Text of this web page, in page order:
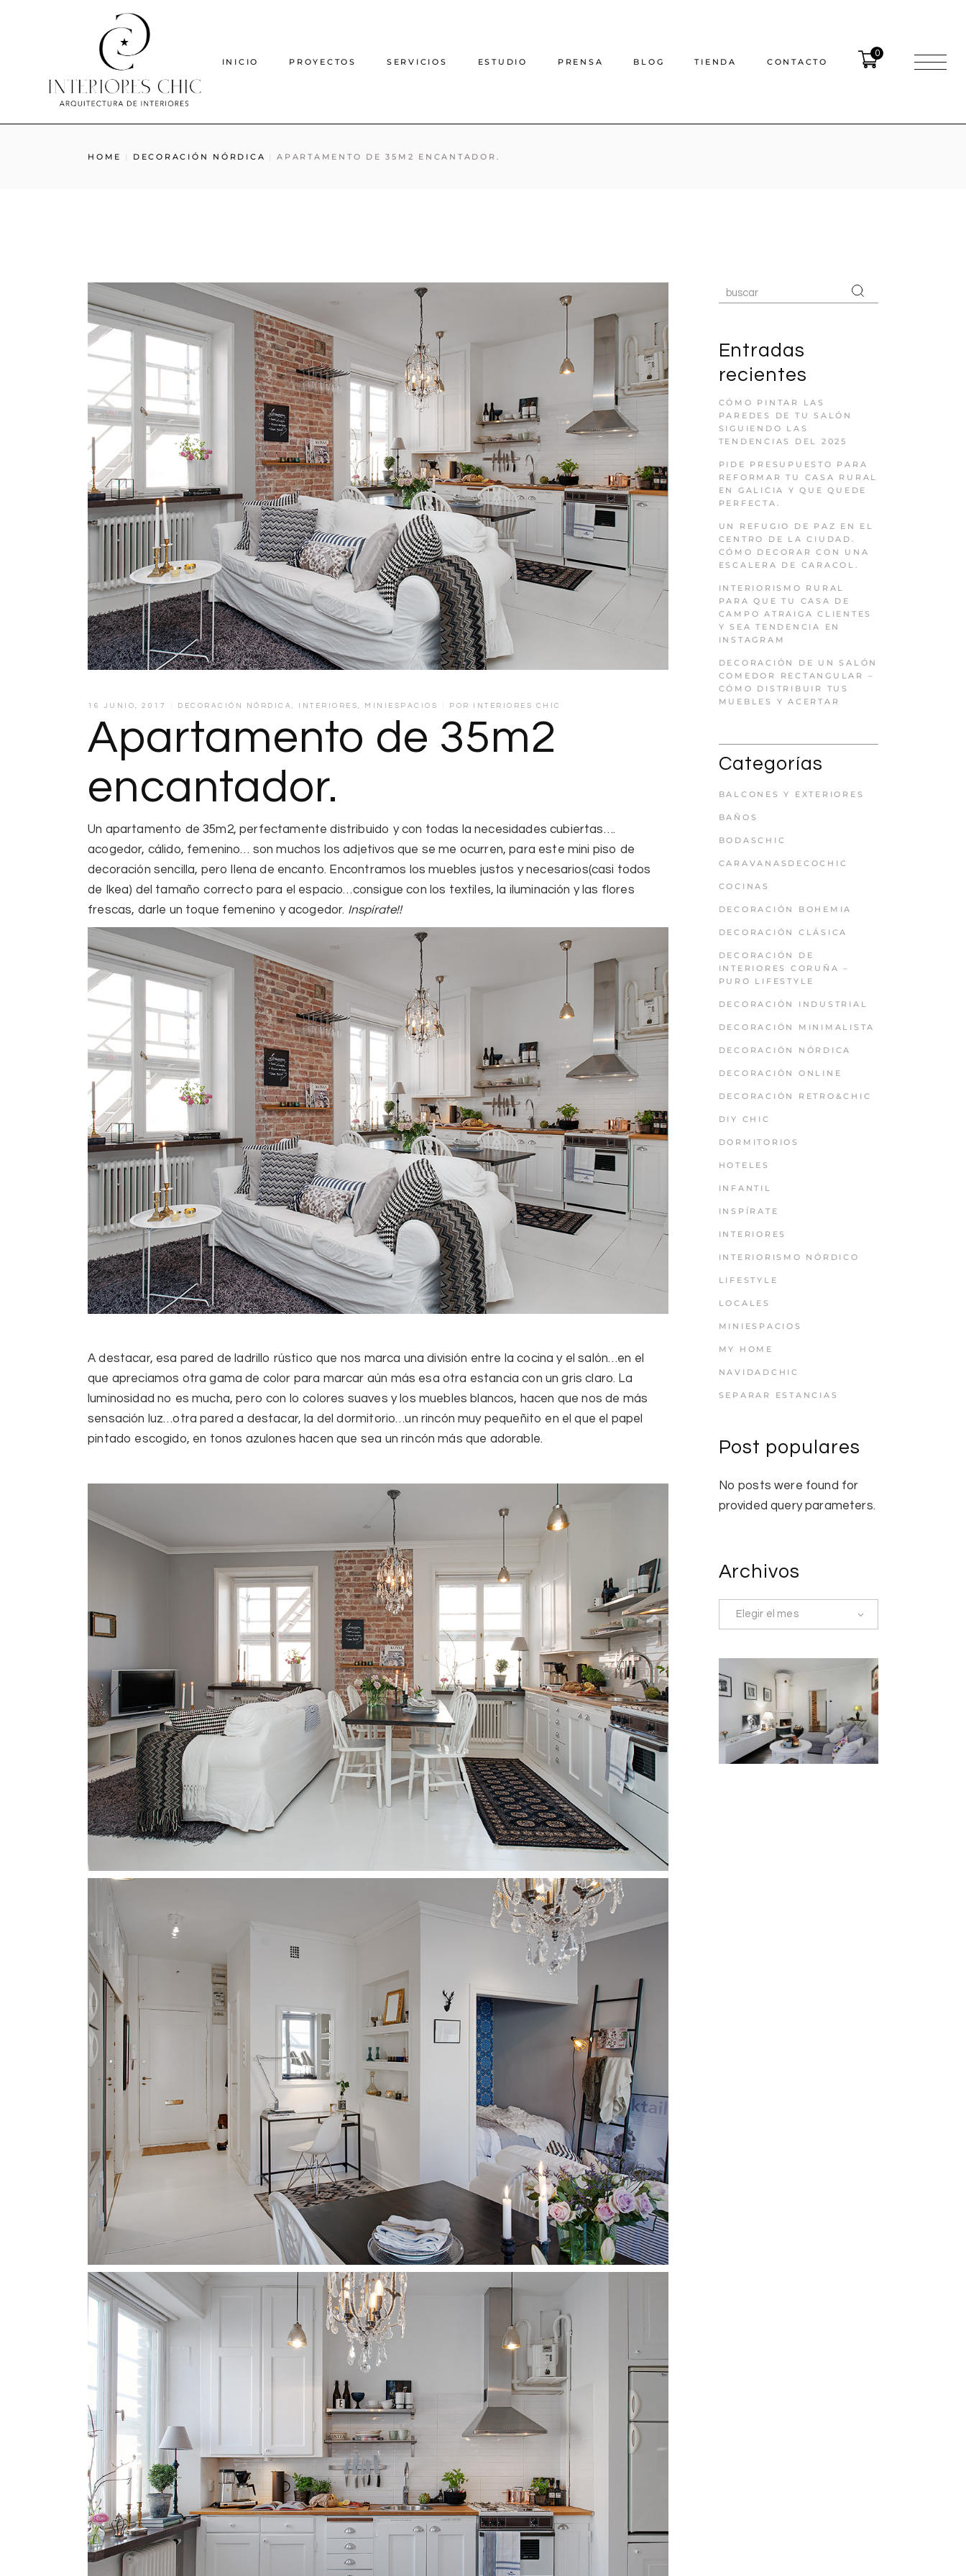
INICIO PROYECTOS SERVICIOS
Proyecto de decoración
Arquitectura e interiorismo
presencial
ESTUDIO PRENSA BLOG TIENDA CONTACTO
0
HOME DECORACIÓN NÓRDICA APARTAMENTO DE 35M2 ENCANTADOR.
16 JUNIO, 2017 DECORACIÓN NÓRDICA INTERIORES MINIESPACIOS POR INTERIORES CHIC
Apartamento de 35m2
encantador.
Un apartamento de 35m2, perfectamente distribuido y con todas la necesidades cubiertas….
acogedor, cálido, femenino… son muchos los adjetivos que se me ocurren, para este mini piso de
decoración sencilla, pero llena de encanto. Encontramos los muebles justos y necesarios(casi todos
de Ikea) del tamaño correcto para el espacio…consigue con los textiles, la iluminación y las flores
frescas, darle un toque femenino y acogedor. Inspírate!!
A destacar, esa pared de ladrillo rústico que nos marca una división entre la cocina y el salón…en el
que apreciamos otra gama de color para marcar aún más esa otra estancia con un gris claro. La
luminosidad no es mucha, pero con lo colores suaves y los muebles blancos, hacen que nos de más
sensación luz…otra pared a destacar, la del dormitorio…un rincón muy pequeñito en el que el papel
pintado escogido, en tonos azulones hacen que sea un rincón más que adorable.
Entradas
recientes
CÓMO PINTAR LAS
PAREDES DE TU SALÓN
SIGUIENDO LAS
TENDENCIAS DEL 2025
PIDE PRESUPUESTO PARA
REFORMAR TU CASA RURAL
EN GALICIA Y QUE QUEDE
PERFECTA.
UN REFUGIO DE PAZ EN EL
CENTRO DE LA CIUDAD.
CÓMO DECORAR CON UNA
ESCALERA DE CARACOL.
INTERIORISMO RURAL
PARA QUE TU CASA DE
CAMPO ATRAIGA CLIENTES
Y SEA TENDENCIA EN
INSTAGRAM
DECORACIÓN DE UN SALÓN
COMEDOR RECTANGULAR –
CÓMO DISTRIBUIR TUS
MUEBLES Y ACERTAR
Categorías
BALCONES Y EXTERIORES
BAÑOS
BODASCHIC
CARAVANASDECOCHIC
COCINAS
DECORACIÓN BOHEMIA
DECORACIÓN CLÁSICA
DECORACIÓN DE
INTERIORES CORUÑA –
PURO LIFESTYLE
DECORACIÓN INDUSTRIAL
DECORACIÓN MINIMALISTA
DECORACIÓN NÓRDICA
DECORACIÓN ONLINE
DECORACIÓN RETRO&CHIC
DIY CHIC
DORMITORIOS
HOTELES
INFANTIL
INSPÍRATE
INTERIORES
INTERIORISMO NÓRDICO
LIFESTYLE
LOCALES
MINIESPACIOS
MY HOME
NAVIDADCHIC
SEPARAR ESTANCIAS
Post populares
No posts were found for
provided query parameters.
Archivos
Elegir el mes